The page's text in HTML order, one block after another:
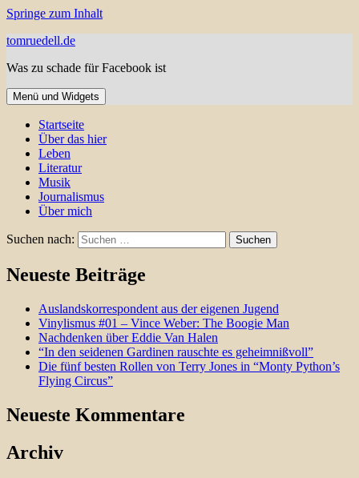
Springe zum Inhalt
tomruedell.de
Was zu schade für Facebook ist
Menü und Widgets
Startseite
Über das hier
Leben
Literatur
Musik
Journalismus
Über mich
Suchen nach:
Neueste Beiträge
Auslandskorrespondent aus der eigenen Jugend
Vinylismus #01 – Vince Weber: The Boogie Man
Nachdenken über Eddie Van Halen
“In den seidenen Gardinen rauschte es geheimnißvoll”
Die fünf besten Rollen von Terry Jones in “Monty Python’s
Flying Circus”
Neueste Kommentare
Archiv